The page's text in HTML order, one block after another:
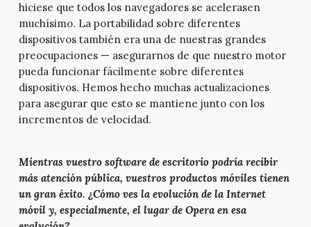
hiciese que todos los navegadores se acelerasen
muchísimo. La portabilidad sobre diferentes
dispositivos también era una de nuestras grandes
preocupaciones — asegurarnos de que nuestro motor
pueda funcionar fácilmente sobre diferentes
dispositivos. Hemos hecho muchas actualizaciones
para asegurar que esto se mantiene junto con los
incrementos de velocidad.
Mientras vuestro software de escritorio podría recibir
más atención pública, vuestros productos móviles tienen
un gran éxito. ¿Cómo ves la evolución de la Internet
móvil y, especialmente, el lugar de Opera en esa